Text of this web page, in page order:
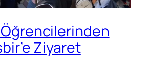
Ziyaret